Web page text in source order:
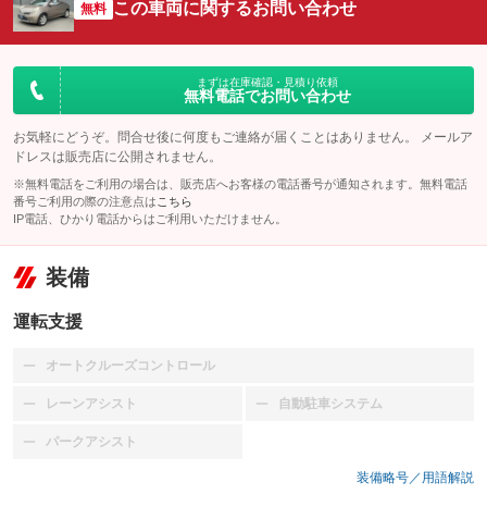
無料 この車両に関するお問い合わせ
まずは在庫確認・見積り依頼
無料電話でお問い合わせ
お気軽にどうぞ。問合せ後に何度もご連絡が届くことはありません。 メールア
ドレスは販売店に公開されません。
※無料電話をご利用の場合は、販売店へお客様の電話番号が通知されます。無料電話
番号ご利用の際の注意点は こちら
IP電話、ひかり電話からはご利用いただけません。
装備
運転支援
オートクルーズコントロール
：装備なし
レーンアシスト
：装備なし 自動駐車システム
：装備なし
パークアシスト
：装備なし
装備略号／用語解説